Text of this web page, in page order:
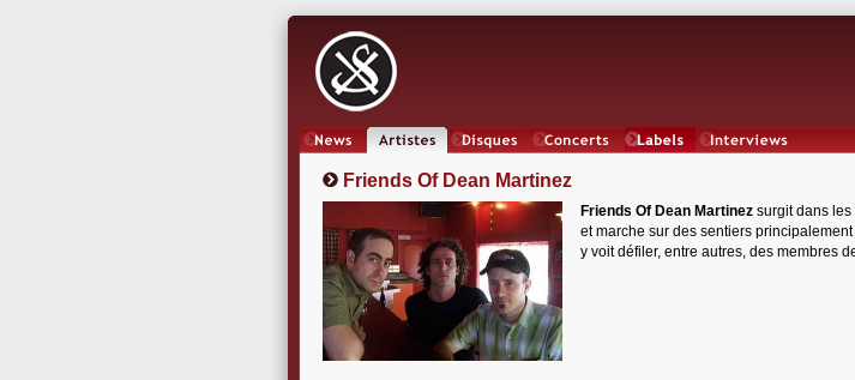
Friends Of Dean Martinez
Friends Of Dean Martinez surgit dans
et marche sur des sentiers
y voit défiler, entre autres, des membres